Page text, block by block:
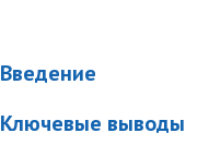
Введение
Ключевые выводы